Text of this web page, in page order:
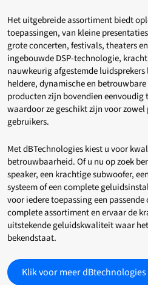
Het uitgebreide assortiment biedt
toepassingen, van kleine
grote concerten, festivals, theaters
ingebouwde DSP-technologie,
nauwkeurig afgestemde luidsprekers
heldere, dynamische en
producten zijn bovendien eenvoudig
waardoor ze geschikt zijn voor
gebruikers.
Met dBTechnologies kiest u voor
betrouwbaarheid. Of u nu op zoek
speaker, een krachtige subwoofer,
systeem of een complete
voor iedere toepassing een
complete assortiment en ervaar de
uitstekende geluidskwaliteit waar
bekendstaat.
Klik voor meer dBtechnologies